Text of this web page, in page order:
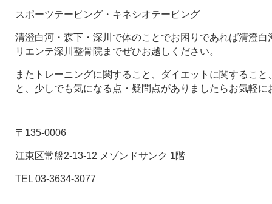
スポーツテーピング・キネシオテーピング
清澄白河・森下・深川で体のことでお困りであれば清澄
リエンテ深川整骨院までぜひお越しください。
またトレーニングに関すること、ダイエットに関するこ
と、少しでも気になる点・疑問点がありましたらお気軽に
〒135-0006
江東区常盤2-13-12 メゾンドサンク 1階
TEL 03-3634-3077